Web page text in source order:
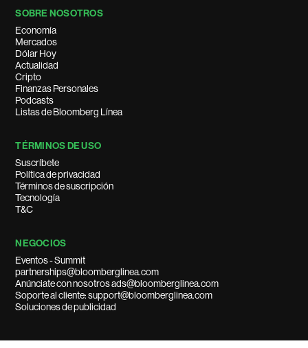
SOBRE NOSOTROS
Economía
Mercados
Dólar Hoy
Actualidad
Cripto
Finanzas Personales
Podcasts
Listas de Bloomberg Línea
TÉRMINOS DE USO
Suscríbete
Política de privacidad
Términos de suscripción
Tecnología
T&C
NEGOCIOS
Eventos - Summit
partnerships@bloomberglinea.com
Anúnciate con nosotros ads@bloomberglinea.com
Soporte al cliente: support@bloomberglinea.com
Soluciones de publicidad